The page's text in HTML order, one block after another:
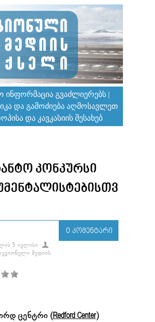
ᲘᲜᲤᲝᲠᲛᲐᲪᲘᲐ ᲒᲕᲐᲫᲚᲘᲔᲠᲔᲑᲡ |
ᲓᲐ ᲒᲐᲛᲝᲫᲘᲔᲑᲐ ᲐᲦᲛᲝᲡᲐᲕᲚᲔᲗ
ᲓᲐ ᲙᲐᲕᲙᲐᲡᲘᲘᲡ ᲨᲔᲡᲐᲮᲔᲑ
ᲙᲝᲜᲙᲣᲠᲡᲘ
0 ᲙᲝᲛᲔᲜᲢᲐᲠᲘ
5 ᲘᲕᲚᲘᲡᲘ
ᲛᲔᲓᲘᲘᲡ
ცენტრი (Redford Center)